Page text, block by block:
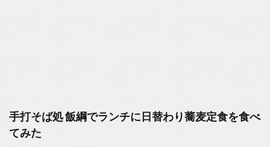
手打そば処 飯綱でランチに日替わり蕎麦定食を食べ
てみた